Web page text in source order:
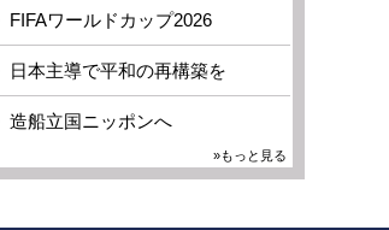
FIFAワールドカップ2026
日本主導で平和の再構築を
造船立国ニッポンへ
»もっと見る